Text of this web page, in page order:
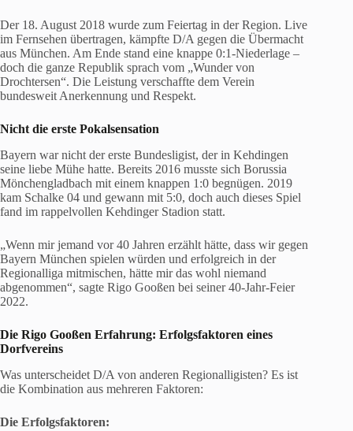
Der 18. August 2018 wurde zum Feiertag in der Region. Live
im Fernsehen übertragen, kämpfte D/A gegen die Übermacht
aus München. Am Ende stand eine knappe 0:1-Niederlage –
doch die ganze Republik sprach vom „Wunder von
Drochtersen“. Die Leistung verschaffte dem Verein
bundesweit Anerkennung und Respekt.
Nicht die erste Pokalsensation
Bayern war nicht der erste Bundesligist, der in Kehdingen
seine liebe Mühe hatte. Bereits 2016 musste sich Borussia
Mönchengladbach mit einem knappen 1:0 begnügen. 2019
kam Schalke 04 und gewann mit 5:0, doch auch dieses Spiel
fand im rappelvollen Kehdinger Stadion statt.
„Wenn mir jemand vor 40 Jahren erzählt hätte, dass wir gegen
Bayern München spielen würden und erfolgreich in der
Regionalliga mitmischen, hätte mir das wohl niemand
abgenommen“, sagte Rigo Gooßen bei seiner 40-Jahr-Feier
2022.
Die Rigo Gooßen Erfahrung: Erfolgsfaktoren eines
Dorfvereins
Was unterscheidet D/A von anderen Regionalligisten? Es ist
die Kombination aus mehreren Faktoren:
Die Erfolgsfaktoren: